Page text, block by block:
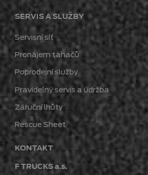
SERVIS A SLUŽBY
Servisní síť
Pronájem tahačů
Poprodejní služby
Pravidelný servis a údržba
Záruční lhůty
Rescue Sheet
KONTAKT
F TRUCKS a.s.